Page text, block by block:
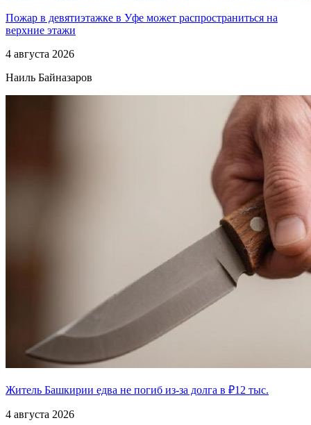
Пожар в девятиэтажке в Уфе может распространиться на
верхние этажи
4 августа 2026
Наиль Байназаров
Житель Башкирии едва не погиб из-за долга в ₽12 тыс.
4 августа 2026